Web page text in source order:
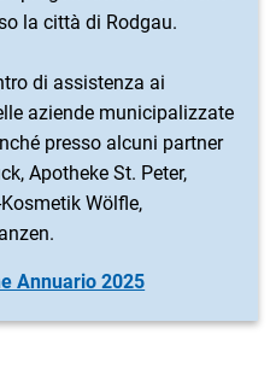
la città di Rodgau.
di assistenza ai
aziende municipalizzate
presso alcuni partner
Apotheke St. Peter,
Wölfle,
Annuario 2025